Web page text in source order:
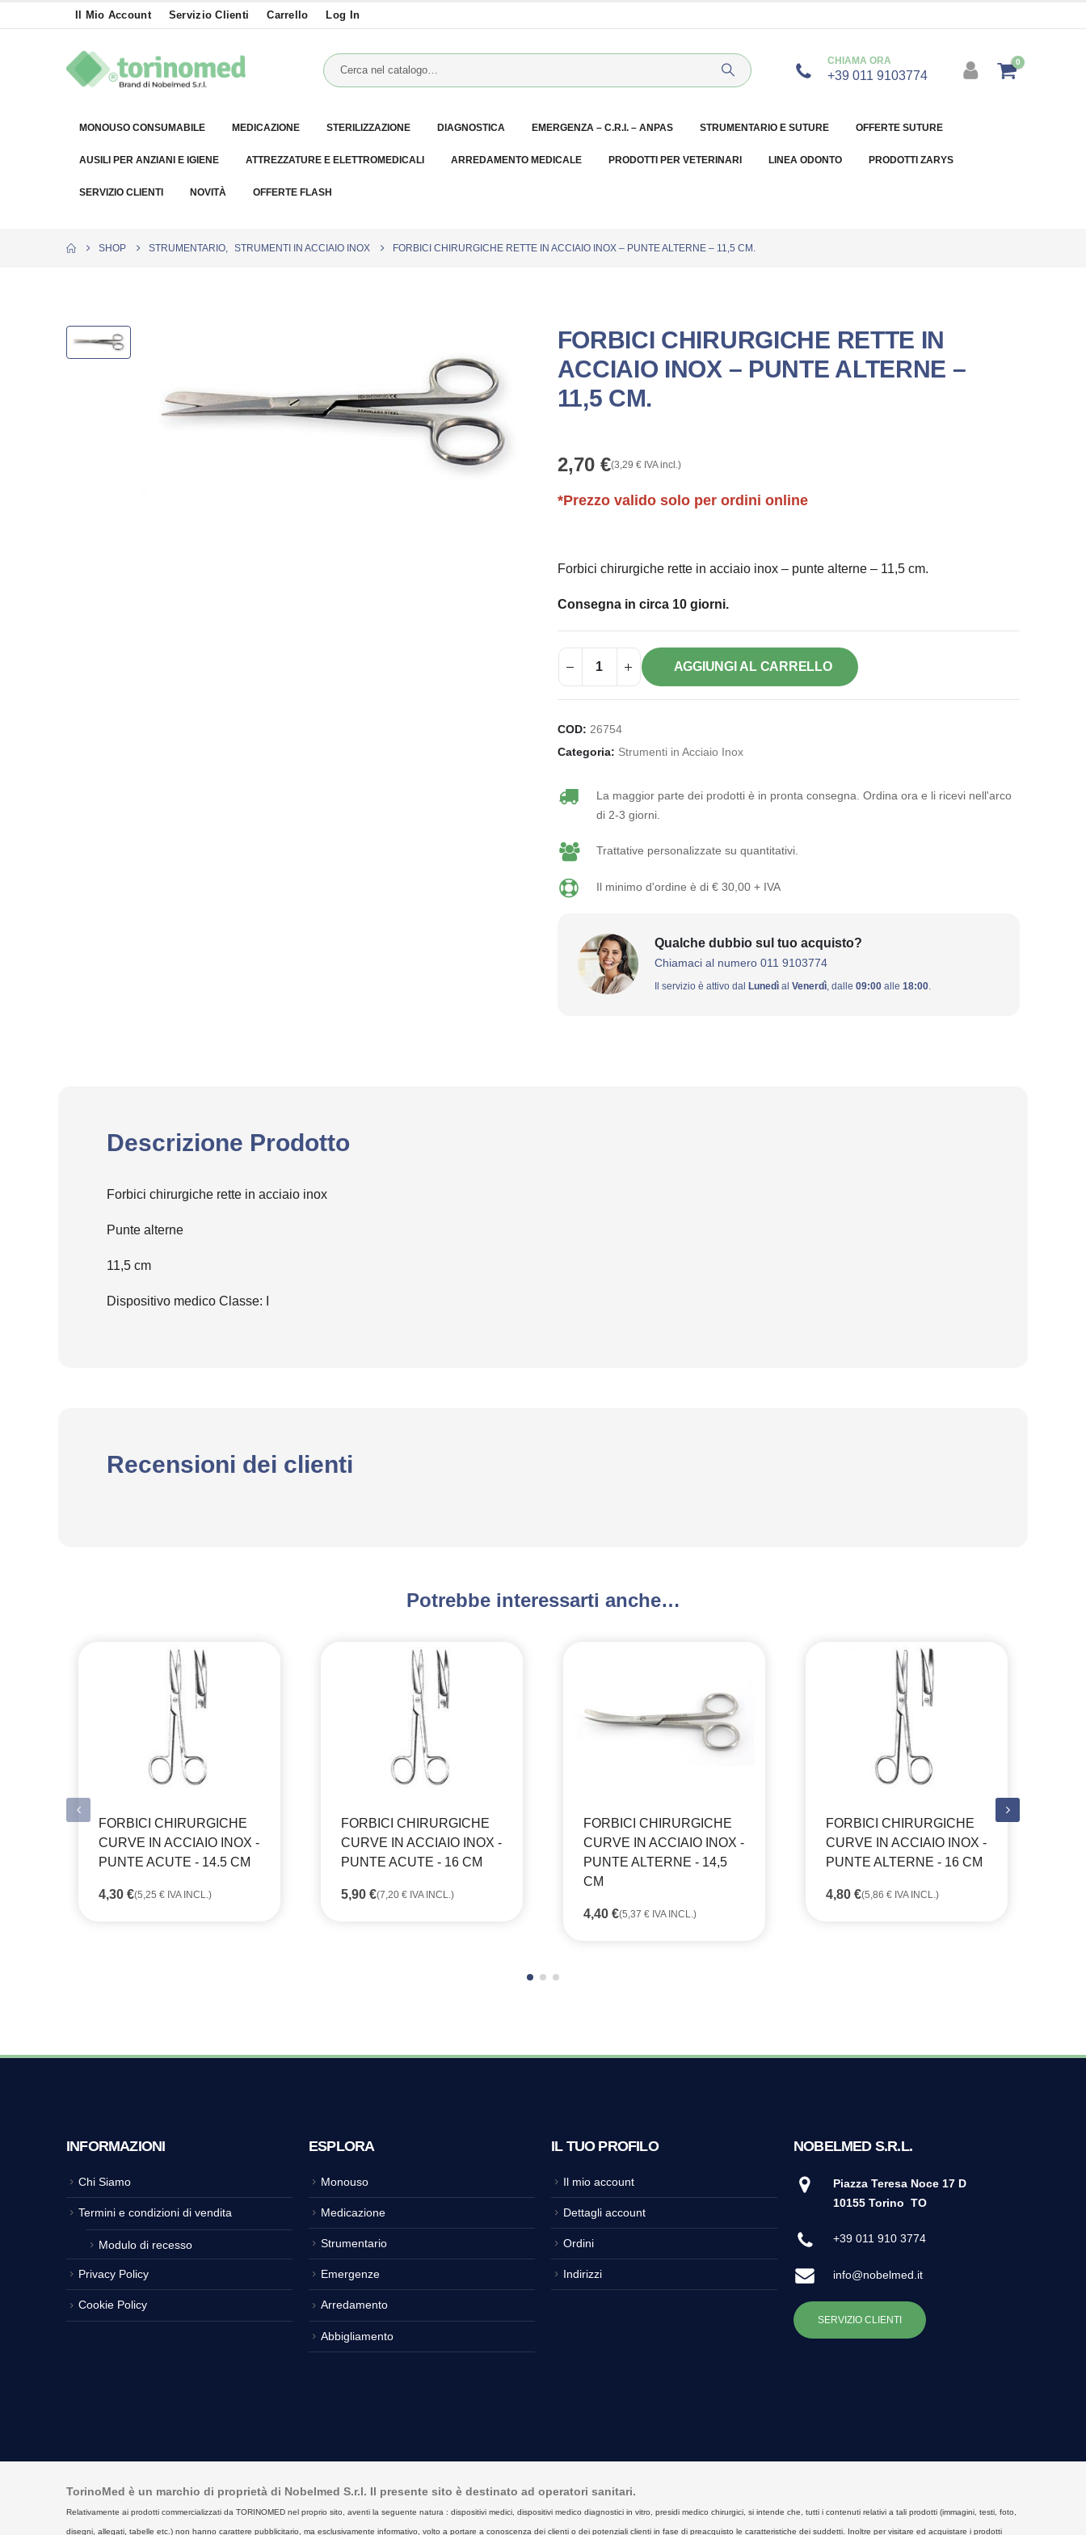
Il Mio Account Servizio Clienti Carrello Log In
CHIAMA ORA
+39 011 9103774
0
MONOUSO CONSUMABILE MEDICAZIONE STERILIZZAZIONE DIAGNOSTICA EMERGENZA – C.R.I. – ANPAS STRUMENTARIO E SUTURE OFFERTE SUTURE
AUSILI PER ANZIANI E IGIENE ATTREZZATURE E ELETTROMEDICALI ARREDAMENTO MEDICALE PRODOTTI PER VETERINARI LINEA ODONTO PRODOTTI ZARYS
SERVIZIO CLIENTI NOVITÀ OFFERTE FLASH
SHOP STRUMENTARIO STRUMENTI IN ACCIAIO INOX FORBICI CHIRURGICHE RETTE IN ACCIAIO INOX – PUNTE ALTERNE – 11,5 CM.
FORBICI CHIRURGICHE RETTE IN
ACCIAIO INOX – PUNTE ALTERNE –
11,5 CM.
2,70 €(3,29 €IVA incl.)
*Prezzo valido solo per ordini online
Forbici chirurgiche rette in acciaio inox – punte alterne – 11,5 cm.
Consegna in circa 10 giorni.
AGGIUNGI AL CARRELLO
COD: 26754
Categoria: Strumenti in Acciaio Inox
La maggior parte dei prodotti è in pronta consegna. Ordina ora e li ricevi nell'arco
di 2-3 giorni.
Trattative personalizzate su quantitativi.
Il minimo d'ordine è di € 30,00 + IVA
Qualche dubbio sul tuo acquisto?
Chiamaci al numero 011 9103774
Il servizio è attivo dal Lunedìal Venerdì, dalle 09:00alle 18:00.
Descrizione Prodotto
Forbici chirurgiche rette in acciaio inox
Punte alterne
11,5 cm
Dispositivo medico Classe: I
Recensioni dei clienti
Potrebbe interessarti anche…
FORBICI CHIRURGICHE
CURVE IN ACCIAIO INOX -
PUNTE ACUTE - 14.5 CM
4,30 €(5,25 € IVA INCL.)
FORBICI CHIRURGICHE
CURVE IN ACCIAIO INOX -
PUNTE ACUTE - 16 CM
5,90 €(7,20 € IVA INCL.)
FORBICI CHIRURGICHE
CURVE IN ACCIAIO INOX -
PUNTE ALTERNE - 14,5
CM
4,40 €(5,37 € IVA INCL.)
FORBICI CHIRURGICHE
CURVE IN ACCIAIO INOX -
PUNTE ALTERNE - 16 CM
4,80 €(5,86 € IVA INCL.)
INFORMAZIONI
Chi Siamo
Termini e condizioni di vendita
Modulo di recesso
Privacy Policy
Cookie Policy
ESPLORA
Monouso
Medicazione
Strumentario
Emergenze
Arredamento
Abbigliamento
IL TUO PROFILO
Il mio account
Dettagli account
Ordini
Indirizzi
NOBELMED S.R.L.
Piazza Teresa Noce 17 D
10155 Torino TO
+39 011 910 3774
info@nobelmed.it
SERVIZIO CLIENTI
TorinoMed è un marchio di proprietà di Nobelmed S.r.l. Il presente sito è destinato ad operatori sanitari.
Relativamente ai prodotti commercializzati da TORINOMED nel proprio sito, aventi la seguente natura : dispositivi medici, dispositivi medico diagnostici in vitro, presidi medico chirurgici, si intende che, tutti i contenuti relativi a tali prodotti (immagini, testi, foto,
disegni, allegati, tabelle etc.) non hanno carattere pubblicitario, ma esclusivamente informativo, volto a portare a conoscenza dei clienti o dei potenziali clienti in fase di preacquisto le caratteristiche dei suddetti. Inoltre per visitare ed acquistare i prodotti